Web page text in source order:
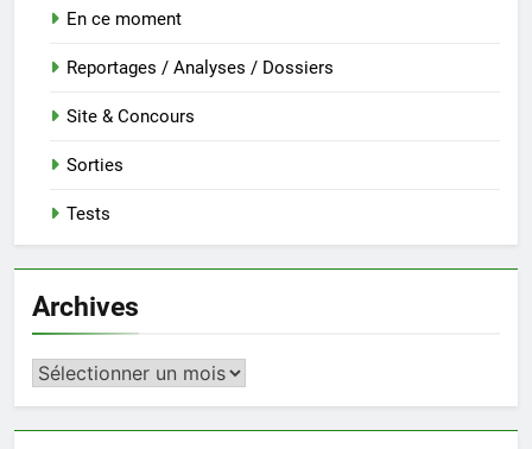
En ce moment
Reportages / Analyses / Dossiers
Site & Concours
Sorties
Tests
Archives
Archives